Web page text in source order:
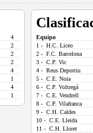
4
2
2
2
4
1
4
1
Equipo
1 - H.C. Liceo
2 - F.C. Barcelona
3 - C.P. Vic
4 - Reus Deportiu
5 - C.E. Noia
6 - C.P. Voltregá
7 - C.E. Vendrell
8 - C.P. Vilafranca
9 - C.H. Caldes
10 - C.E. Lleida
11 - C.H. Lloret